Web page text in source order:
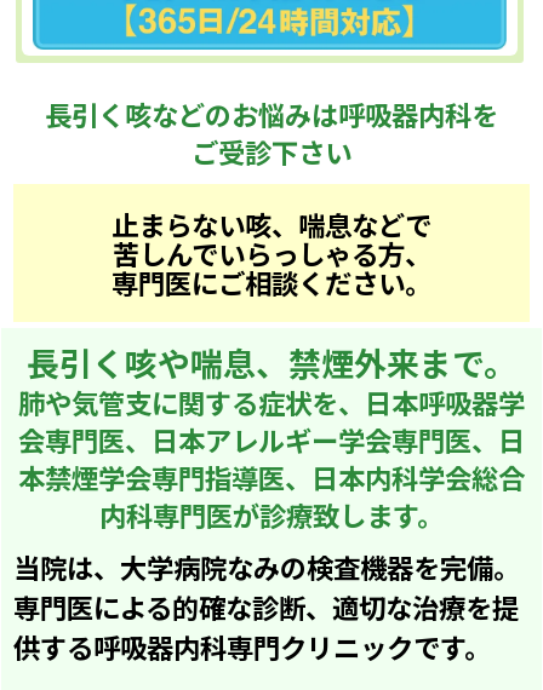
長引く咳などのお悩みは呼吸器内科を
ご受診下さい
止まらない咳、喘息などで
苦しんでいらっしゃる方、
専門医にご相談ください。
長引く咳や喘息、禁煙外来まで。
肺や気管支に関する症状を、日本呼吸器学
会専門医、 日本アレルギー学会専門医、日
本禁煙学会専門指導医、日本内科学会総合
内科専門医が診療致します。
当院は、大学病院なみの検査機器を完備。
専門医による的確な診断、適切な治療を提
供する呼吸器内科専門クリニックです。